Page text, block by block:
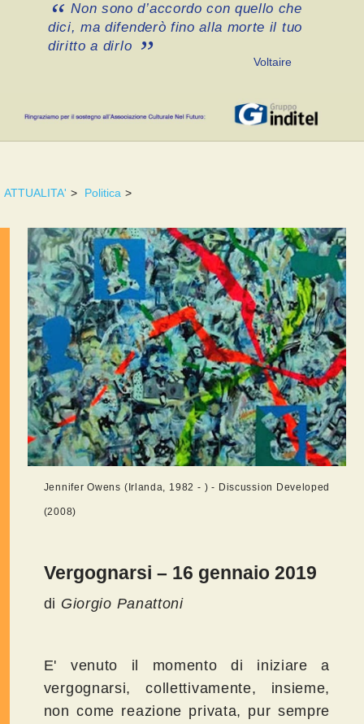
Non sono d’accordo con quello che
dici, ma difenderò fino alla morte il tuo
diritto a dirlo
Voltaire
ATTUALITA' > Politica >
Jennifer Owens (Irlanda, 1982 - ) - Discussion Developed
(2008)
Vergognarsi – 16 gennaio 2019
di Giorgio Panattoni
E' venuto il momento di iniziare a
vergognarsi, collettivamente, insieme,
non come reazione privata, pur sempre